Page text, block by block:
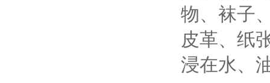
物、袜子
皮革、纸
浸在水、